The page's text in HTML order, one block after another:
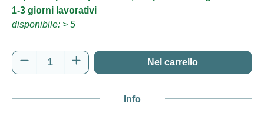
1-3 giorni lavorativi
disponibile: > 5
Quantità del prodotto: inserisci la quantità
Nel carrello
Info